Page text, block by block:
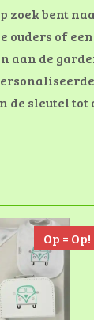
zoek bent
ouders of
aan de
de sleutel
Op = Op!